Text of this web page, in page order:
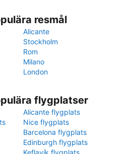
resmål
Alicante
Stockholm
Rom
Milano
London
flygplatser
Alicante flygplats
Nice flygplats
Barcelona flygplats
Edinburgh flygplats
Keflavík flygplats